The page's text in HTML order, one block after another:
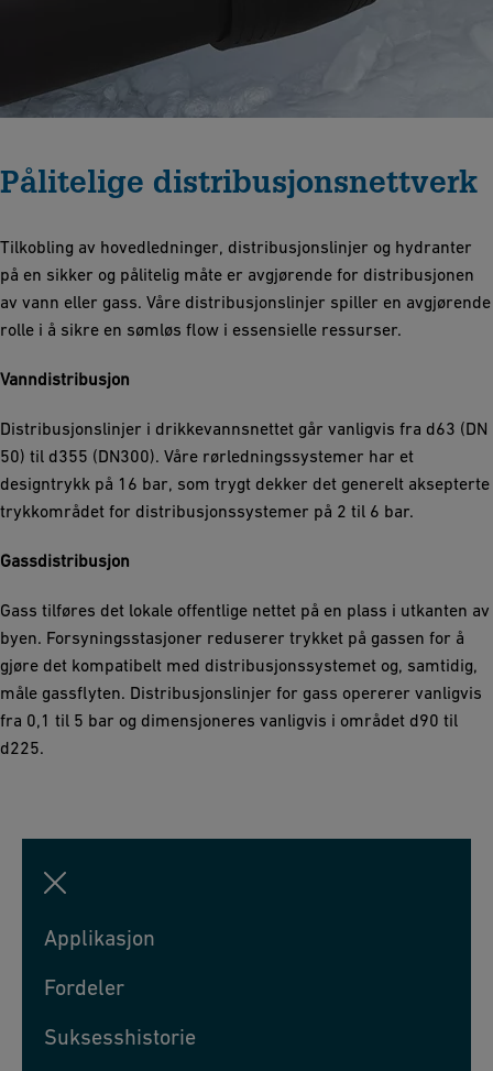
Pålitelige distribusjonsnettverk
Tilkobling av hovedledninger, distribusjonslinjer og hydranter
på en sikker og pålitelig måte er avgjørende for distribusjonen
av vann eller gass. Våre distribusjonslinjer spiller en avgjørende
rolle i å sikre en sømløs flow i essensielle ressurser.
Vanndistribusjon
Distribusjonslinjer i drikkevannsnettet går vanligvis fra d63 (DN
50) til d355 (DN300). Våre rørledningssystemer har et
designtrykk på 16 bar, som trygt dekker det generelt aksepterte
trykkområdet for distribusjonssystemer på 2 til 6 bar.
Gassdistribusjon
Gass tilføres det lokale offentlige nettet på en plass i utkanten av
byen. Forsyningsstasjoner reduserer trykket på gassen for å
gjøre det kompatibelt med distribusjonssystemet og, samtidig,
måle gassflyten. Distribusjonslinjer for gass opererer vanligvis
fra 0,1 til 5 bar og dimensjoneres vanligvis i området d90 til
d225.
Applikasjon
Fordeler
Suksesshistorie